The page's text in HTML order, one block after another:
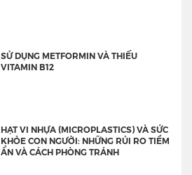
SỬ DỤNG METFORMIN VÀ THIẾU
VITAMIN B12
HẠT VI NHỰA (MICROPLASTICS) VÀ SỨC
KHỎE CON NGƯỜI: NHỮNG RỦI RO TIỀM
ẨN VÀ CÁCH PHÒNG TRÁNH